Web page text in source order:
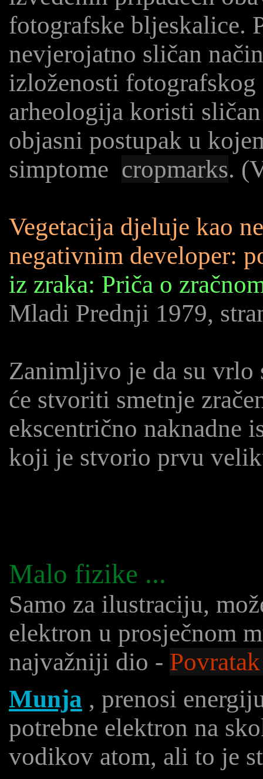
fotografske bljeskalice.
nevjerojatno sličan
izloženosti
arheologija koristi
objasni postupak u
simptome cropmarks.
Vegetacija djeluje kao
negativnim developer:
iz zraka: Priča o
Mladi Prednji 1979,
Zanimljivo je da su vrlo
će stvoriti smetnje
ekscentrično naknadne
koji je stvorio prvu
Malo fizike ...
Samo za ilustraciju,
elektron u prosječnom
najvažniji dio -
Munja , prenosi
potrebne elektron na
vodikov atom, ali to je